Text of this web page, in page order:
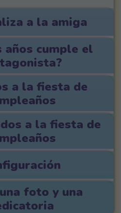
a la amiga
años cumple el
a la fiesta de
a la fiesta de
foto y una